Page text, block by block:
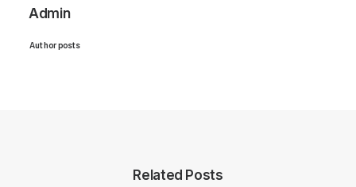
Admin
Author posts
Related Posts